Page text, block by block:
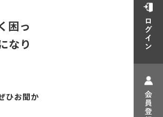
困っ
なり
ひお聞か